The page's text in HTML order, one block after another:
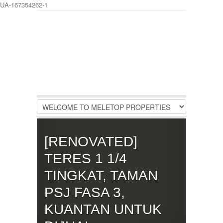
UA-167354262-1
Register |Recover Password
[RENOVATED]
TERES 1 1/4
TINGKAT, TAMAN
PSJ FASA 3,
KUANTAN UNTUK